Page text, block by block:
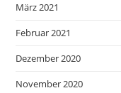
März 2021
Februar 2021
Dezember 2020
November 2020